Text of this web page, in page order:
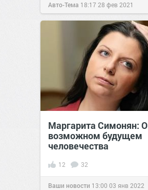
Авто-Тема 18:17 28 фев 2021
Маргарита Симонян: О
возможном будущем
человечества
12 32
Ваши новости 13:00 03 янв 2022